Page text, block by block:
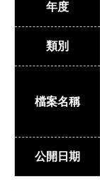
年度
類別
檔案名稱
公開日期